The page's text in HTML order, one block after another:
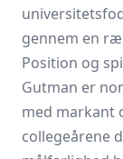
gennem en
Position og
Gutman er
med markant
collegeårene